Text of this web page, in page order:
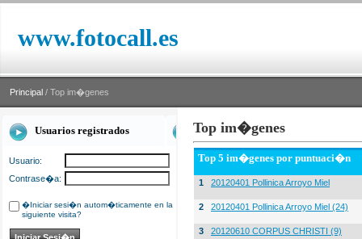
www.fotocall.es
Principal / Top im�genes
Usuarios registrados
Usuario:
Contrase�a:
�Iniciar sesi�n autom�ticamente en la
siguiente visita?
Top im�genes
Top 5 im�genes por puntuaci�n
1 20120401 Pollinica Arroyo Miel
2 20120401 Pollinica Arroyo Miel (24)
3 20120610 CORPUS CHRISTI (9)